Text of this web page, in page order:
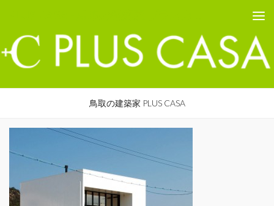
鳥取の建築家 PLUS CASA